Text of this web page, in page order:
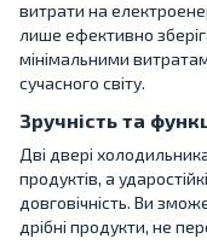
витрати на
лише ефективно
мінімальними
сучасного світу.
Зручність та
Дві двері
продуктів, а
довговічність. Ви
дрібні продукти, не